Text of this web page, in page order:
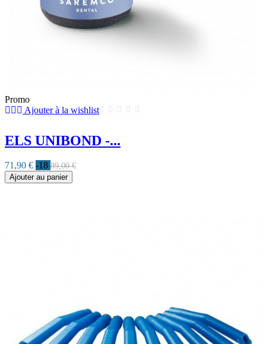
Promo
Ajouter à la wishlist
ELS UNIBOND -...
71,90 € -18 89,00 €
Ajouter au panier